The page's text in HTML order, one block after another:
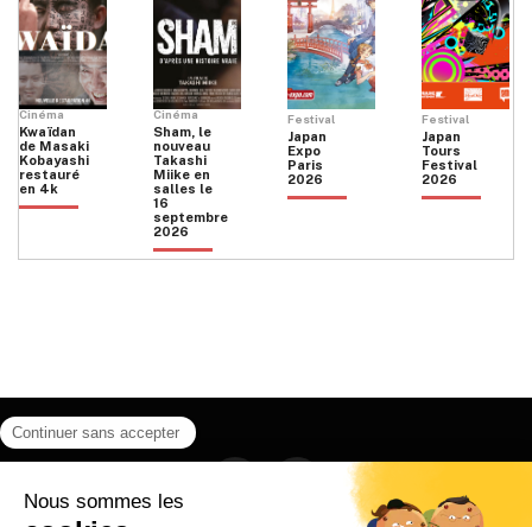
Cinéma
Kwaïdan
de Masaki
Kobayashi
restauré
en 4k
Cinéma
Sham, le
nouveau
Takashi
Miike en
salles le
16
septembre
2026
Festival
Japan
Expo
Paris
2026
Festival
Japan
Tours
Festival
2026
Instagram